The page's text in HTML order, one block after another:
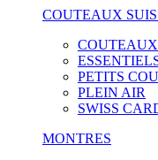
COUTEAUX
PETITS
PLEIN AIR
SWISS
MONTRES